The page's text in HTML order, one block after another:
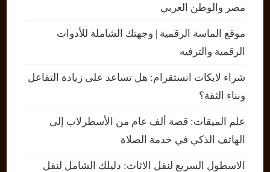
مصر والوطن العربي
موقع الماسة الرقمية | وجهتك الشاملة للأدوات
الرقمية والترفيه
شراء لايكات انستقرام: هل تساعد على زيادة التفاعل
وبناء الثقة؟
علم الميقات: قصة ألف عام من الأسطرلاب إلى
الهاتف الذكي في خدمة الصلاة
الاسطول السريع لنقل الاثاث: دليلك الشامل لنقل